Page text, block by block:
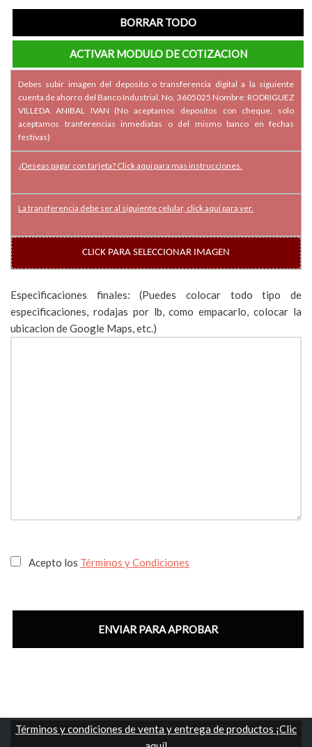
Debes subir imagen del deposito o transferencia digital a la siguiente
cuenta de ahorro del Banco Industrial, No. 3605025 Nombre: RODRIGUEZ
VILLEDA ANIBAL IVAN (No aceptamos depositos con cheque, solo
aceptamos tranferencias inmediatas o del mismo banco en fechas
festivas)
¿Deseas pagar con tarjeta? Click aqui para mas instrucciones.
La transferencia debe ser al siguiente celular, click aqui para ver.
CLICK PARA SELECCIONAR IMAGEN
Especificaciones finales: (Puedes colocar todo tipo de
especificaciones, rodajas por lb, como empacarlo, colocar la
ubicacion de Google Maps, etc.)
Acepto los Términos y Condiciones
Términos y condiciones de venta y entrega de productos ¡Clic